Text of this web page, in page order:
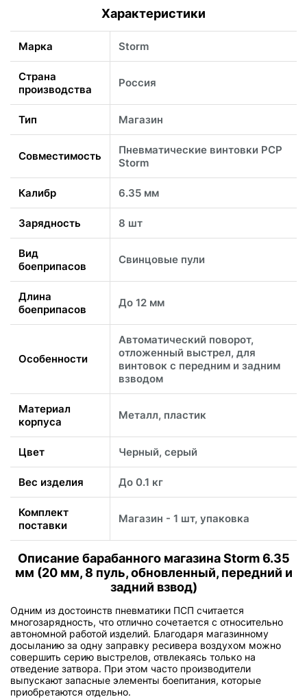
Характеристики
Марка Storm
Страна
производства
Россия
Тип Магазин
Совместимость
Пневматические винтовки PCP
Storm
Калибр 6.35 мм
Зарядность 8 шт
Вид
боеприпасов
Свинцовые пули
Длина
боеприпасов
До 12 мм
Особенности
Автоматический поворот,
отложенный выстрел, для
винтовок с передним и задним
взводом
Материал
корпуса
Металл, пластик
Цвет Черный, серый
Вес изделия До 0.1 кг
Комплект
поставки
Магазин - 1 шт, упаковка
Описание барабанного магазина Storm 6.35
мм (20 мм, 8 пуль, обновленный, передний и
задний взвод)
Одним из достоинств пневматики ПСП считается
многозарядность, что отлично сочетается с относительно
автономной работой изделий. Благодаря магазинному
досыланию за одну заправку ресивера воздухом можно
совершить серию выстрелов, отвлекаясь только на
отведение затвора. При этом часто производители
выпускают запасные элементы боепитания, которые
приобретаются отдельно.